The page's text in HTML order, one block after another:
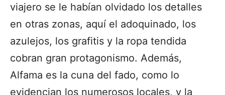
viajero se le habían olvidado los detalles
en otras zonas, aquí el adoquinado, los
azulejos, los grafitis y la ropa tendida
cobran gran protagonismo. Además,
Alfama es la cuna del fado, como lo
evidencian los numerosos locales, y la